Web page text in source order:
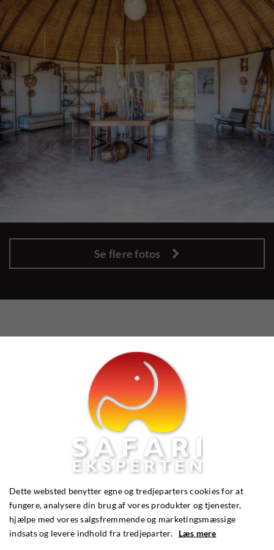
Se flere fotos
HAR DU SPØRGSMÅL?
Email: info@safarieksperten.dk
Telefon:56 36 25 45
Dette websted benytter egne og tredjeparters cookies for at
fungere, analysere din brug af vores produkter og tjenester,
hjælpe med vores salgsfremmende og marketingsmæssige
indsats og levere indhold fra tredjeparter. Læs mere